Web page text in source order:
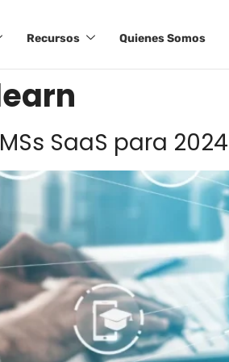
Recursos Quienes Somos
SaaS para 2024